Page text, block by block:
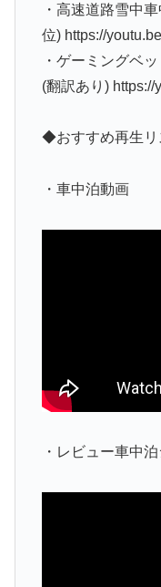
・高速道路雪中
位) https://
・ゲーミングベ
(翻訳あり)
◆おすすめ再生リ
・車中泊動画
・レビュー車中